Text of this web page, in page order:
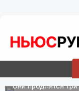
08.09.202312:41
Выборы
Они продлятся